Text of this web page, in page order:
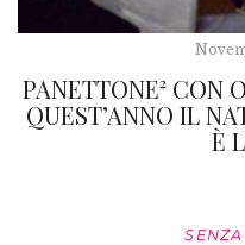
PANETTONE² CON
QUEST’ANNO IL
È